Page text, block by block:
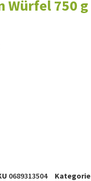
Würfel 750 g
0689313504 Kategorie